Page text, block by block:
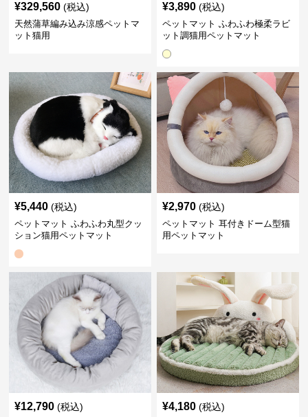
¥329,560 (税込)
天然蒲草編み込み涼感ペットマ
ット猫用
¥3,890 (税込)
ペットマット ふわふわ極柔ラビ
ット調猫用ペットマット
¥5,440 (税込)
ペットマット ふわふわ丸型クッ
ション猫用ペットマット
¥2,970 (税込)
ペットマット 耳付きドーム型猫
用ペットマット
¥12,790 (税込) ¥4,180 (税込)